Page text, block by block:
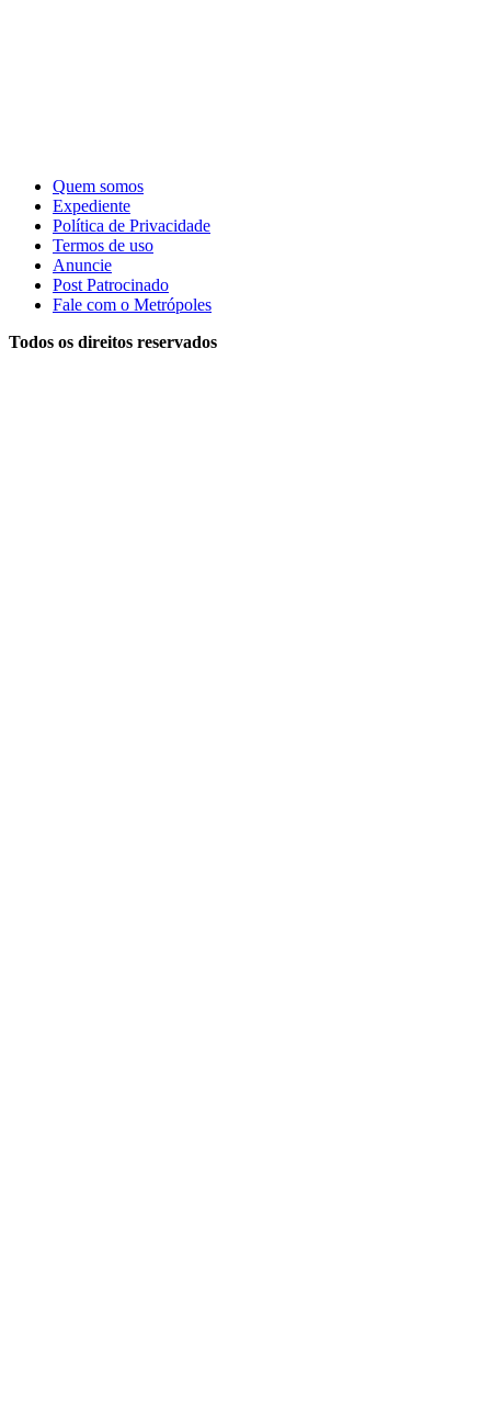
Quem somos
Expediente
Política de Privacidade
Termos de uso
Anuncie
Post Patrocinado
Fale com o Metrópoles
Todos os direitos reservados